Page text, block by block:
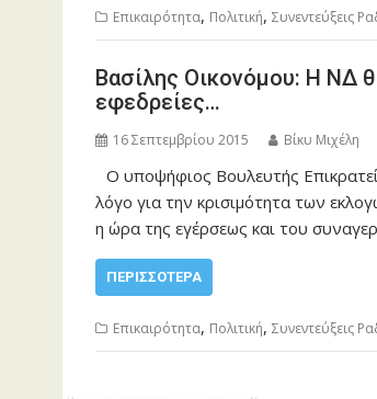
Επικαιρότητα, Πολιτική, Συνεντεύξεις
Βασίλης Οικονόμου: Η ΝΔ
εφεδρείες…
16 Σεπτεμβρίου 2015 Βίκυ Μιχέλη
Ο υποψήφιος Βουλευτής
λόγο για την κρισιμότητα των
η ώρα της εγέρσεως και του
ΠΕΡΙΣΣΌΤΕΡΑ
Επικαιρότητα, Πολιτική, Συνεντεύξεις